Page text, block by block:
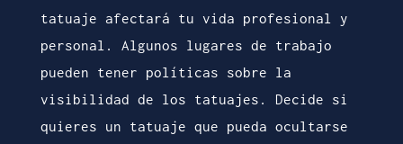
tatuaje afectará tu vida profesional y
personal. Algunos lugares de trabajo
pueden tener políticas sobre la
visibilidad de los tatuajes. Decide si
quieres un tatuaje que pueda ocultarse